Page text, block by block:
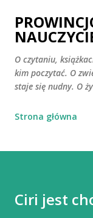
O czytaniu,
kim poczytać. O
staje się nudny. O
Strona główna
Ciri jest